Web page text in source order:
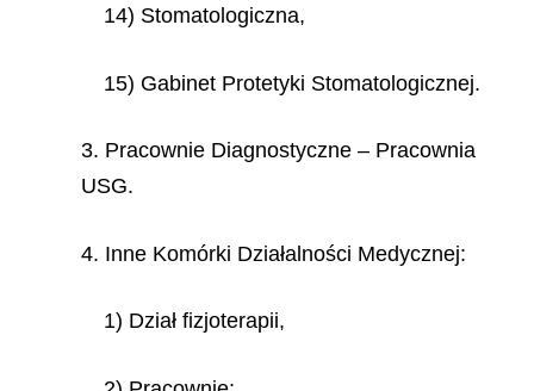
14) Stomatologiczna,
15) Gabinet Protetyki Stomatologicznej.
3. Pracownie Diagnostyczne – Pracownia
USG.
4. Inne Komórki Działalności Medycznej:
1) Dział fizjoterapii,